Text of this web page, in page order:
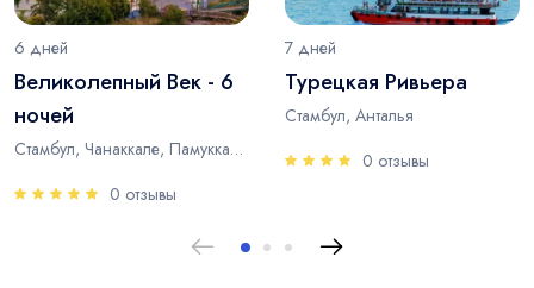
6 дней
Великолепный Век - 6
ночей
Стамбул, Чанаккале, Памуккале, Анталья
0 отзывы
7 дней
Турецкая Ривьера
Стамбул, Анталья
0 отзывы